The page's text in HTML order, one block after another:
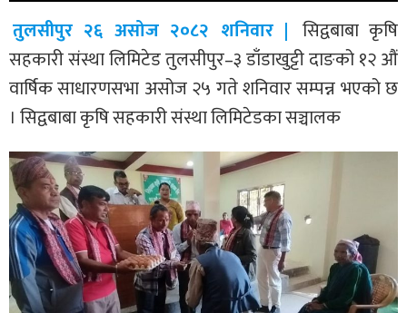
तुलसीपुर २६ असोज २०८२ शनिवार | सिद्वबाबा कृषि
सहकारी संस्था लिमिटेड तुलसीपुर–३ डाँडाखुट्टी दाङको १२ औं
वार्षिक साधारणसभा असोज २५ गते शनिवार सम्पन्न भएको छ
। सिद्वबाबा कृषि सहकारी संस्था लिमिटेडका सञ्चालक